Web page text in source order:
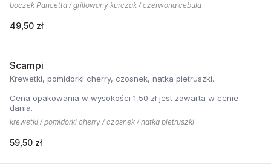
boczek Pancetta / grillowany kurczak / czerwona cebula
49,50 zł
Scampi
Krewetki, pomidorki cherry, czosnek, natka pietruszki.
Cena opakowania w wysokości 1,50 zł jest zawarta w cenie
dania.
krewetki / pomidorki cherry / czosnek / natka pietruszki
59,50 zł